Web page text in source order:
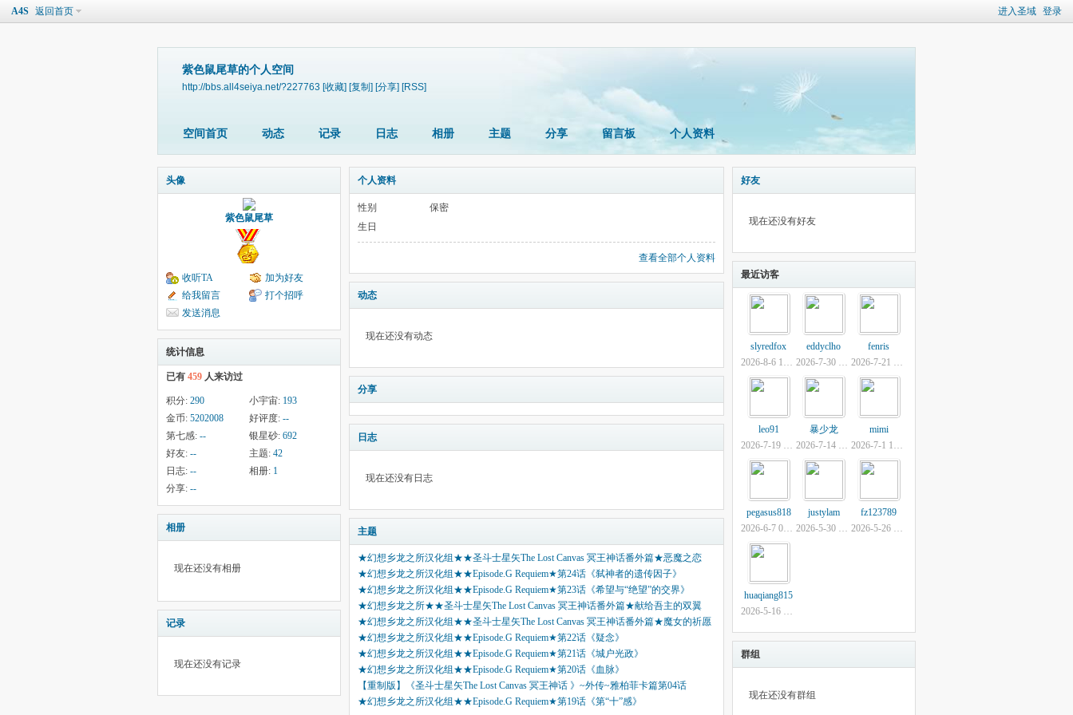
进入圣域 登录
A4S 返回首页
紫色鼠尾草的个人空间
http://bbs.all4seiya.net/?227763 [收藏] [复制] [分享] [RSS]
空间首页 动态 记录 日志 相册 主题 分享 留言板 个人资料
头像
紫色鼠尾草
收听TA
加为好友
给我留言
打个招呼
发送消息
统计信息
已有 459 人来访过
积分: 290 小宇宙: 193
金币: 5202008 好评度: --
第七感: -- 银星砂: 692
好友: -- 主题: 42
日志: -- 相册: 1
分享: --
相册
现在还没有相册
记录
现在还没有记录
个人资料
性别
保密
生日
查看全部个人资料
动态
现在还没有动态
分享
日志
现在还没有日志
主题
★幻想乡龙之所汉化组★★圣斗士星矢The Lost Canvas 冥王神话番外篇★恶魔之恋
★幻想乡龙之所汉化组★★Episode.G Requiem★第24话《弑神者的遗传因子》
★幻想乡龙之所汉化组★★Episode.G Requiem★第23话《希望与“绝望”的交界》
★幻想乡龙之所★★圣斗士星矢The Lost Canvas 冥王神话番外篇★献给吾主的双翼
★幻想乡龙之所汉化组★★圣斗士星矢The Lost Canvas 冥王神话番外篇★魔女的祈愿
★幻想乡龙之所汉化组★★Episode.G Requiem★第22话《疑念》
★幻想乡龙之所汉化组★★Episode.G Requiem★第21话《城户光政》
★幻想乡龙之所汉化组★★Episode.G Requiem★第20话《血脉》
【重制版】《圣斗士星矢The Lost Canvas 冥王神话 》~外传~雅柏菲卡篇第04话
★幻想乡龙之所汉化组★★Episode.G Requiem★第19话《第“十”感》
好友
现在还没有好友
最近访客
slyredfox
2026-8-6 17:33
eddyclho
2026-7-30 09:39
fenris
2026-7-21 19:42
leo91
2026-7-19 15:06
暴少龙
2026-7-14 09:17
mimi
2026-7-1 14:05
pegasus818
2026-6-7 01:12
justylam
2026-5-30 23:14
fz123789
2026-5-26 16:26
huaqiang815
2026-5-16 14:49
群组
现在还没有群组